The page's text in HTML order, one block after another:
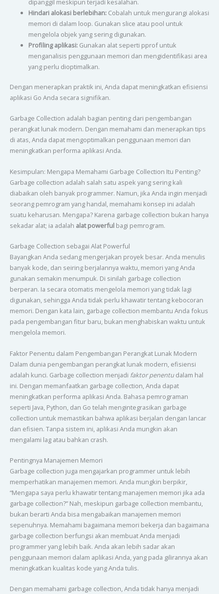
dipanggil meskipun terjadi kesalahan.
Hindari alokasi berlebihan:Cobalah untuk mengurangi alokasi
memori di dalam loop. Gunakan slice atau pool untuk
mengelola objek yang sering digunakan.
Profiling aplikasi:Gunakan alat seperti pprof untuk
menganalisis penggunaan memori dan mengidentifikasi area
yang perlu dioptimalkan.
Dengan menerapkan praktik ini, Anda dapat meningkatkan efisiensi
aplikasi Go Anda secara signifikan.
Garbage Collection adalah bagian penting dari pengembangan
perangkat lunak modern. Dengan memahami dan menerapkan tips
di atas, Anda dapat mengoptimalkan penggunaan memori dan
meningkatkan performa aplikasi Anda.
Kesimpulan: Mengapa Memahami Garbage Collection Itu Penting?
Garbage collection adalah salah satu aspek yang sering kali
diabaikan oleh banyak programmer. Namun, jika Anda ingin menjadi
seorang pemrogram yang handal, memahami konsep ini adalah
suatu keharusan. Mengapa? Karena garbage collection bukan hanya
sekadar alat; ia adalah alat powerfulbagi pemrogram.
Garbage Collection sebagai Alat Powerful
Bayangkan Anda sedang mengerjakan proyek besar. Anda menulis
banyak kode, dan seiring berjalannya waktu, memori yang Anda
gunakan semakin menumpuk. Di sinilah garbage collection
berperan. Ia secara otomatis mengelola memori yang tidak lagi
digunakan, sehingga Anda tidak perlu khawatir tentang kebocoran
memori. Dengan kata lain, garbage collection membantu Anda fokus
pada pengembangan fitur baru, bukan menghabiskan waktu untuk
mengelola memori.
Faktor Penentu dalam Pengembangan Perangkat Lunak Modern
Dalam dunia pengembangan perangkat lunak modern, efisiensi
adalah kunci. Garbage collection menjadi faktor penentudalam hal
ini. Dengan memanfaatkan garbage collection, Anda dapat
meningkatkan performa aplikasi Anda. Bahasa pemrograman
seperti Java, Python, dan Go telah mengintegrasikan garbage
collection untuk memastikan bahwa aplikasi berjalan dengan lancar
dan efisien. Tanpa sistem ini, aplikasi Anda mungkin akan
mengalami lag atau bahkan crash.
Pentingnya Manajemen Memori
Garbage collection juga mengajarkan programmer untuk lebih
memperhatikan manajemen memori. Anda mungkin berpikir,
“Mengapa saya perlu khawatir tentang manajemen memori jika ada
garbage collection?” Nah, meskipun garbage collection membantu,
bukan berarti Anda bisa mengabaikan manajemen memori
sepenuhnya. Memahami bagaimana memori bekerja dan bagaimana
garbage collection berfungsi akan membuat Anda menjadi
programmer yang lebih baik. Anda akan lebih sadar akan
penggunaan memori dalam aplikasi Anda, yang pada gilirannya akan
meningkatkan kualitas kode yang Anda tulis.
Dengan memahami garbage collection, Anda tidak hanya menjadi